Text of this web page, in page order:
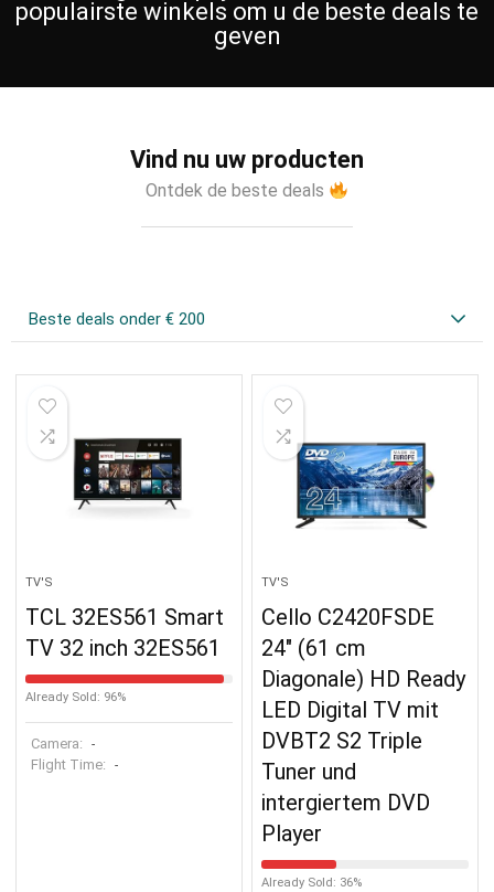
populairste winkels om u de beste deals te
geven
Vind nu uw producten
Ontdek de beste deals
Beste deals onder € 200
TV'S
TCL 32ES561 Smart
TV 32 inch 32ES561
Already Sold: 96%
Camera: -
Flight Time: -
TV'S
Cello C2420FSDE
24″ (61 cm
Diagonale) HD Ready
LED Digital TV mit
DVBT2 S2 Triple
Tuner und
intergiertem DVD
Player
Already Sold: 36%